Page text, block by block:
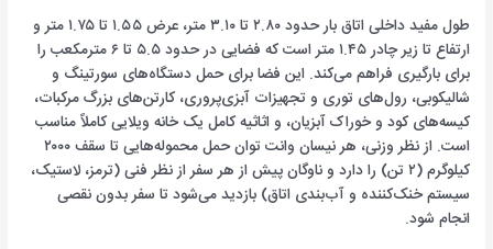
طول مفید داخلی اتاق بار حدود ۲.۸۰ تا ۳.۱۰ متر، عرض ۱.۵۵ تا ۱.۷۵ متر و
ارتفاع تا زیر چادر ۱.۴۵ متر است که فضایی در حدود ۵.۵ تا ۶ مترمکعب را
برای بارگیری فراهم می‌کند. این فضا برای حمل دستگاه‌های سورتینگ و
شالیکوبی، رول‌های توری و تجهیزات آبزی‌پروری، کارتن‌های بزرگ مرکبات،
کیسه‌های کود و خوراک آبزیان، و اثاثیه کامل یک خانه ویلایی کاملاً مناسب
است. از نظر وزنی، هر نیسان وانت توان حمل محموله‌هایی تا سقف ۲۰۰۰
کیلوگرم (۲ تن) را دارد و ناوگان پیش از هر سفر از نظر فنی (ترمز، لاستیک،
سیستم خنک‌کننده و آب‌بندی اتاق) بازدید می‌شود تا سفر بدون نقصی
انجام شود.